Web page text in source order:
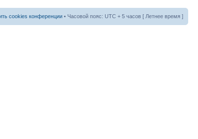
cookies конференции • Часовой пояс: UTC + 5 часов [ Летнее время ]